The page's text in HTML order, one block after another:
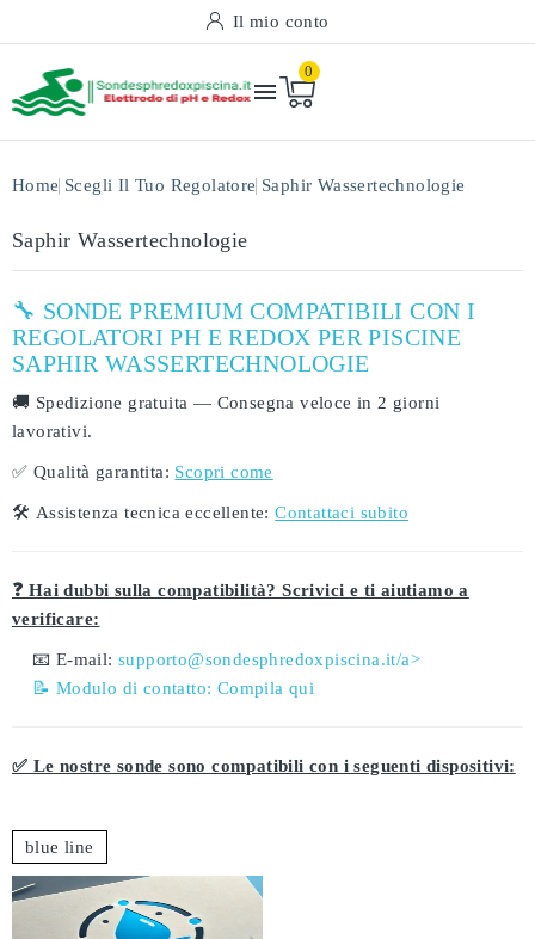
Il mio conto

0
Home Scegli Il Tuo Regolatore Saphir Wassertechnologie
Saphir Wassertechnologie
🔧 SONDE PREMIUM COMPATIBILI CON I
REGOLATORI PH E REDOX PER PISCINE
SAPHIR WASSERTECHNOLOGIE
🚚 Spedizione gratuita — Consegna veloce in 2 giorni
lavorativi.
✅ Qualità garantita: Scopri come
🛠️ Assistenza tecnica eccellente: Contattaci subito
❓ Hai dubbi sulla compatibilità? Scrivici e ti aiutiamo a
verificare:
📧 E-mail:supporto@sondesphredoxpiscina.it/a>
📝 Modulo di contatto: Compila qui
✅ Le nostre sonde sono compatibili con i seguenti dispositivi:
blue line